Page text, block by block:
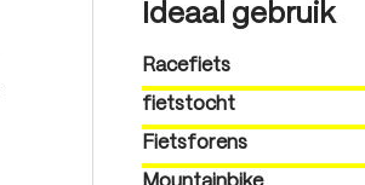
Ideaal gebruik
Racefiets
fietstocht
Fietsforens